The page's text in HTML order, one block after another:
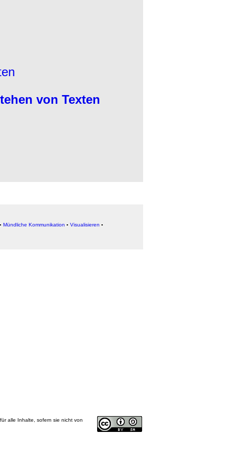
von Texten
Mündliche Kommunikation ▪ Visualisieren ▪
alle Inhalte, sofern sie nicht von